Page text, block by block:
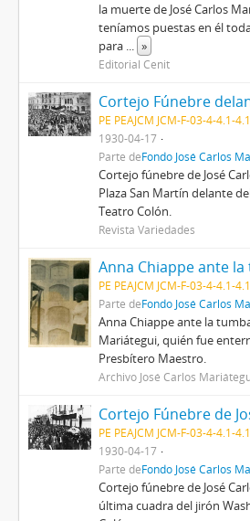
la muerte de José Carlos
teníamos puestas en él
para ... »
Editorial Cenit
PE PEAJCM JCM-F-03-4-4.1-
1930-04-17
Parte deFondo José Carlos
Cortejo fúnebre de José
Plaza San Martín delante
Teatro Colón.
Revista Variedades
PE PEAJCM JCM-F-03-4-4.1-
Parte deFondo José Carlos
Anna Chiappe ante la
Mariátegui, quién fue
Presbítero Maestro.
Archivo José Carlos
PE PEAJCM JCM-F-03-4-4.1-
1930-04-17
Parte deFondo José Carlos
Cortejo fúnebre de José
última cuadra del jirón